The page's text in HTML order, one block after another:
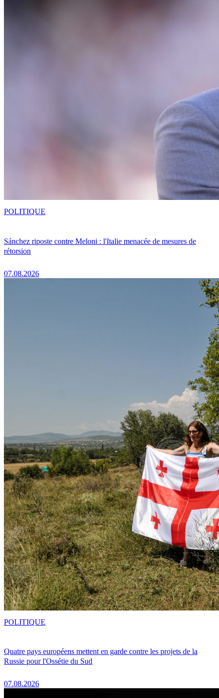
Sánchez riposte contre Meloni : l'Italie menacée de mesures de
rétorsion
07.08.2026
POLITIQUE
Quatre pays européens mettent en garde contre les projets de la
Russie pour l'Ossétie du Sud
07.08.2026
POLITIQUE